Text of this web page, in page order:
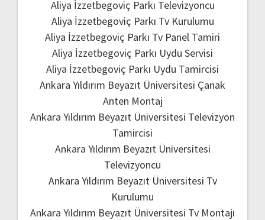
Aliya İzzetbegoviç Parkı Televizyoncu
Aliya İzzetbegoviç Parkı Tv Kurulumu
Aliya İzzetbegoviç Parkı Tv Panel Tamiri
Aliya İzzetbegoviç Parkı Uydu Servisi
Aliya İzzetbegoviç Parkı Uydu Tamircisi
Ankara Yıldırım Beyazıt Üniversitesi Çanak
Anten Montaj
Ankara Yıldırım Beyazıt Üniversitesi Televizyon
Tamircisi
Ankara Yıldırım Beyazıt Üniversitesi
Televizyoncu
Ankara Yıldırım Beyazıt Üniversitesi Tv
Kurulumu
Ankara Yıldırım Beyazıt Üniversitesi Tv Montajı